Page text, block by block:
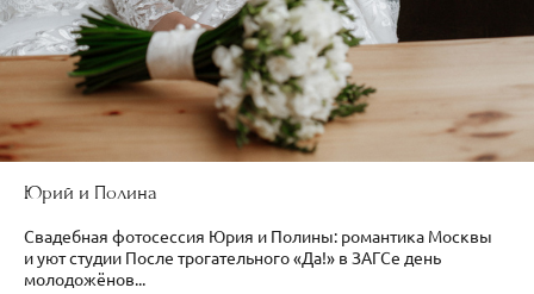
Юрий и Полина
Свадебная фотосессия Юрия и Полины: романтика Москвы
и уют студии После трогательного «Да!» в ЗАГСе день
молодожёнов...